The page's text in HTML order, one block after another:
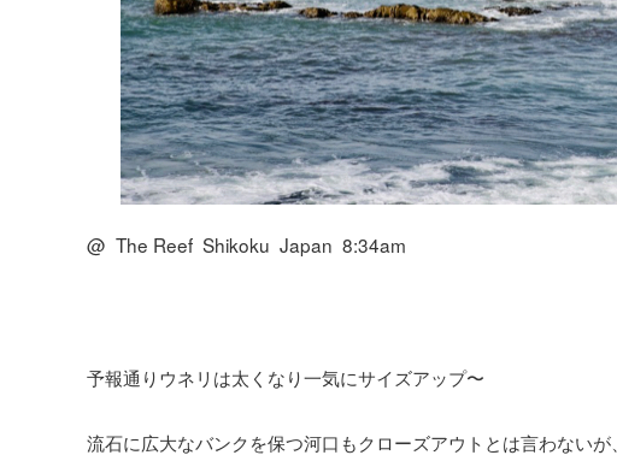
@ The Reef Shikoku Japan 8:34am
予報通りウネリは太くなり一気にサイズアップ〜
流石に広大なバンクを保つ河口もクローズアウトとは言わないが、